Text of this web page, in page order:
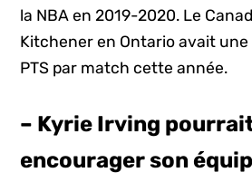
la NBA en 2019-2020. Le
Kitchener en Ontario avait une
PTS par match cette année.
– Kyrie Irving
encourager son